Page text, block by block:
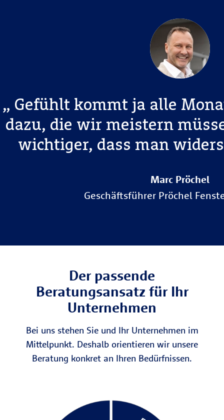
Gefühlt kommt ja alle
dazu, die wir meistern
wichtiger, dass man
Marc Pröchel
Geschäftsführer Pröchel
Der passende
Beratungsansatz für Ihr
Unternehmen
Bei uns stehen Sie und Ihr Unternehmen im
Mittelpunkt. Deshalb orientieren wir unsere
Beratung konkret an Ihren Bedürfnissen.